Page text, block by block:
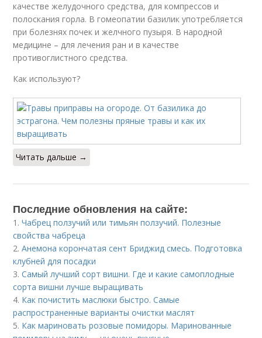
качестве желудочного средства, для компрессов и
полоскания горла. В гомеопатии базилик употребляется
при болезнях почек и желчного пузыря. В народной
медицине – для лечения ран и в качестве
противоглистного средства.
Как используют?
Читать дальше →
Последние обновления на сайте:
1.Чабрец ползучий или тимьян ползучий. Полезные
свойства чабреца
2.Анемона корончатая сент Бриджид смесь. Подготовка
клубней для посадки
3.Самый лучший сорт вишни. Где и какие самоплодные
сорта вишни лучше выращивать
4. Как почистить маслюки быстро. Самые
распространенные варианты очистки маслят
5. Как мариновать розовые помидоры. Маринованные